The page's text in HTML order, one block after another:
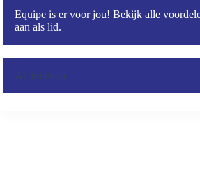
Equipe is er voor jou! Bekijk alle
aan als lid.
Activiteiten